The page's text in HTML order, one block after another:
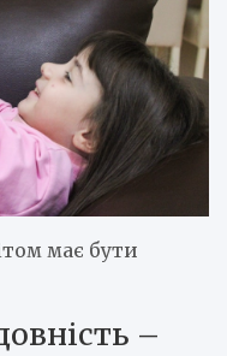
має бути
–